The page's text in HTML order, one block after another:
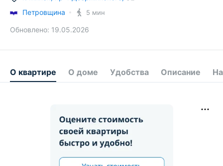
Петровщина
5 мин
Обновлено: 19.05.2026
О квартире О доме Удобства Описание